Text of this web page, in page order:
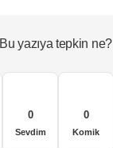
Bu yazıya tepkin ne?
0
Sevdim
0
Komik